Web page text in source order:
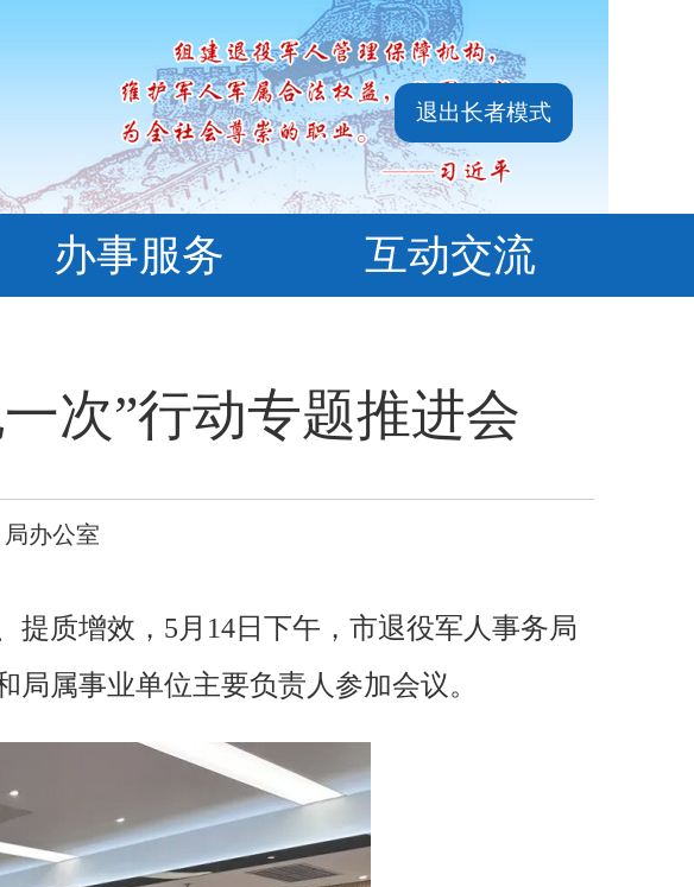
退出长者模式
办事服务 互动交流
次”行动专题推进会
办公室
提质增效，5月14日下午，市退役军人事务局
属事业单位主要负责人参加会议。